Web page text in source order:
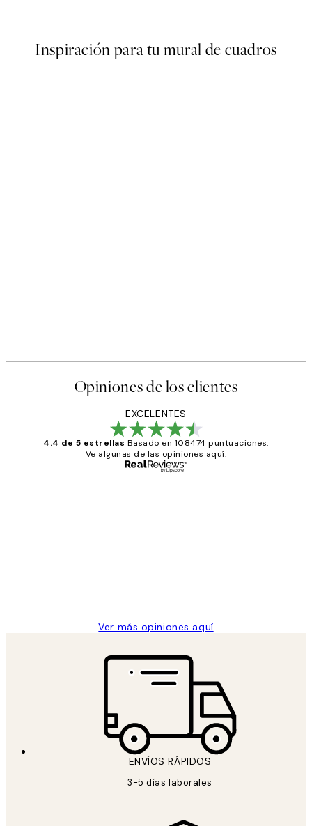
Inspiración para tu mural de cuadros
Opiniones de los clientes
EXCELENTES
4.4 de 5 estrellas Basado en 108474 puntuaciones.
Ve algunas de las opiniones aquí.
Ver más opiniones aquí
ENVÍOS RÁPIDOS
3-5 días laborales